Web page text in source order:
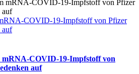
COVID-19-Impfstoff von Pfizer
auf
COVID-19-Impfstoff von
auf